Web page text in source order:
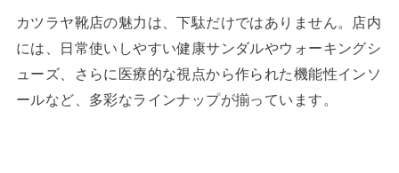
カツラヤ靴店の魅力は、下駄だけではありません。店内
には、日常使いしやすい健康サンダルやウォーキングシ
ューズ、さらに医療的な視点から作られた機能性インソ
ールなど、多彩なラインナップが揃っています。